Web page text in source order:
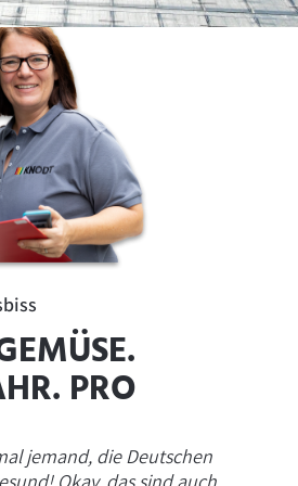
PRO
jemand, die Deutschen